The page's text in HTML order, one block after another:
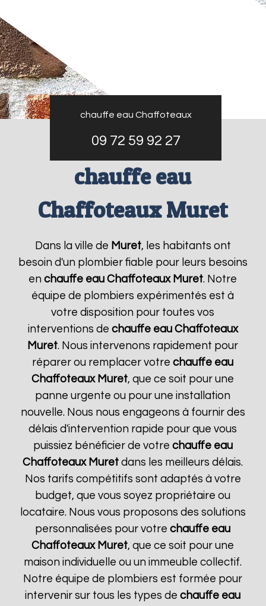
chauffe eau Chaffoteaux
09 72 59 92 27
chauffe eau
Chaffoteaux Muret
Dans la ville de Muret, les habitants ont
besoin d'un plombier fiable pour leurs besoins
enchauffe eau Chaffoteaux Muret. Notre
équipe de plombiers expérimentés est à
votre disposition pour toutes vos
interventions de chauffe eau Chaffoteaux
Muret. Nous intervenons rapidement pour
réparer ou remplacer votrechauffe eau
Chaffoteaux Muret, que ce soit pour une
panne urgente ou pour une installation
nouvelle. Nous nous engageons à fournir des
délais d'intervention rapide pour que vous
puissiez bénéficier de votre chauffe eau
Chaffoteaux Muret dans les meilleurs délais.
Nos tarifs compétitifs sont adaptés à votre
budget, que vous soyez propriétaire ou
locataire. Nous vous proposons des solutions
personnalisées pour votrechauffe eau
Chaffoteaux Muret, que ce soit pour une
maison individuelle ou un immeuble collectif.
Notre équipe de plombiers est formée pour
intervenir sur tous les types dechauffe eau